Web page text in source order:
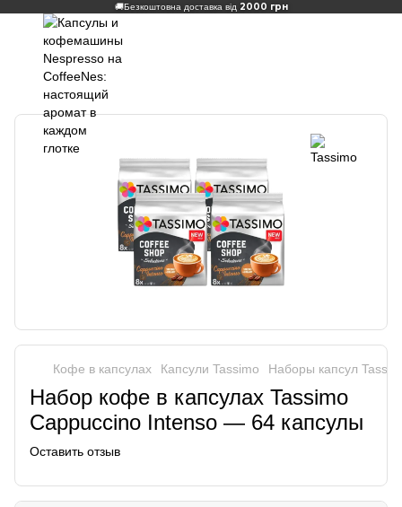
🚚Безкоштовна доставка від 2000 грн
Кофе в капсулах Капсули Tassimo Наборы капсул
Набор кофе в капсулах Tassimo
Cappuccino Intenso — 64 капсулы
Оставить отзыв